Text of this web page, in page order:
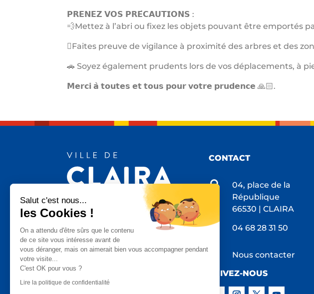
𝗣𝗥𝗘𝗡𝗘𝗭 𝗩𝗢𝗦 𝗣𝗥𝗘́𝗖𝗔𝗨𝗧𝗜𝗢𝗡𝗦 :
💨Mettez à l’abri ou fixez les objets pouvant être emportés
🪾Faites preuve de vigilance à proximité des arbres et des
🚗 Soyez également prudents lors de vos déplacements, à
𝗠𝗲𝗿𝗰𝗶 𝗮̀ 𝘁𝗼𝘂𝘁𝗲𝘀 𝗲𝘁 𝘁𝗼𝘂𝘀 𝗽𝗼𝘂𝗿 𝘃𝗼𝘁𝗿𝗲 𝗽𝗿𝘂𝗱𝗲𝗻𝗰𝗲 🙏🏻.
CONTACT

04, place de la
République
66530 | CLAIRA
 04 68 28 31 50
Nous contacter
SUIVEZ-NOUS
Salut c'est nous...
les Cookies !
On a attendu d'être sûrs que le contenu
de ce site vous intéresse avant de
vous déranger, mais on aimerait bien vous accompagner pendant
votre visite...
C'est OK pour vous ?
Lire la politique de confidentialité